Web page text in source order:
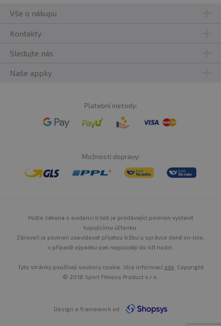
Vše o nákupu
Kontakty
Sledujte nás
Naše appky
Platební metody:
Možnosti dopravy:
Podle zákona o evidenci tržeb je prodávající povinen vystavit
kupujícímu účtenku.
Zároveň je povinen zaevidovat přijatou tržbu u správce daně on-line,
v případě výpadku pak nejpozději do 48 hodin.
Tyto stránky používají soubory cookie. Více informací zde . Copyright
© 2018 Sport Fitness Product s.r.o.
Design a framework od